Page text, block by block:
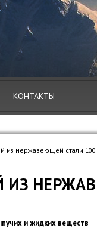
КОНТАКТЫ
из нержавеющей стали 100
ИЗ
и жидких веществ